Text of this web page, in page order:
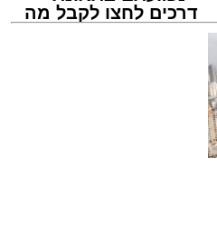
דרכים לחצו לקבל מה